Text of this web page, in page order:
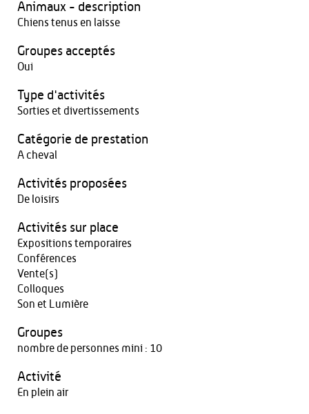
Animaux - description
Chiens tenus en laisse
Groupes acceptés
Oui
Type d'activités
Sorties et divertissements
Catégorie de prestation
A cheval
Activités proposées
De loisirs
Activités sur place
Expositions temporaires
Conférences
Vente(s)
Colloques
Son et Lumière
Groupes
nombre de personnes mini : 10
Activité
En plein air